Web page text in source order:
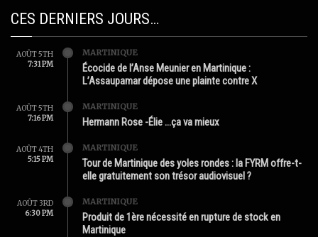
CES DERNIERS JOURS…
AOÛT 5TH
7:31 PM
MARTINIQUE
Écocide de l’Anse Meunier en Martinique :
L’Assaupamar dépose une plainte contre X
AOÛT 5TH
7:16 PM
MARTINIQUE
Hermann Rose -Élie …ça va mieux
AOÛT 4TH
5:15 PM
MARTINIQUE
Tour de Martinique des yoles rondes : la FYRM offre-t-
elle gratuitement son trésor audiovisuel ?
AOÛT 3RD
6:30 PM
MARTINIQUE
Produit de 1ère nécessité en rupture de stock en
Martinique